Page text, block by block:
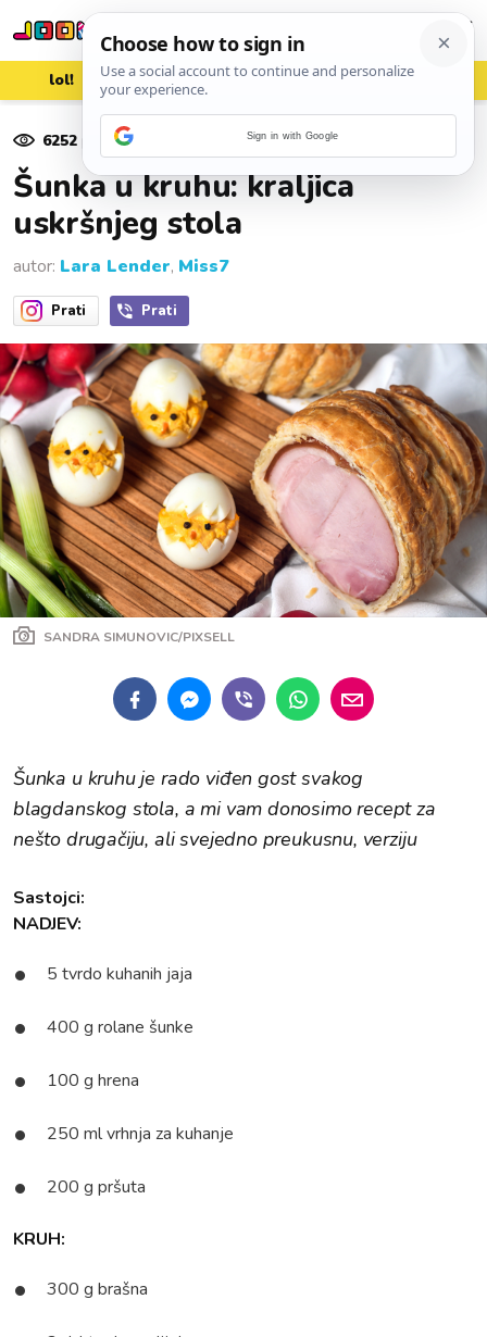
lol! aww vrh! woot?!
6252 pregleda
Šunka u kruhu: kraljica
uskršnjeg stola
autor: Lara Lender, Miss7
Prati Prati
SANDRA SIMUNOVIC/PIXSELL
Šunka u kruhu je rado viđen gost svakog
blagdanskog stola, a mi vam donosimo recept za
nešto drugačiju, ali svejedno preukusnu, verziju
Sastojci:
NADJEV:
5 tvrdo kuhanih jaja
400 g rolane šunke
100 g hrena
250 ml vrhnja za kuhanje
200 g pršuta
KRUH:
300 g brašna
Sign in with Google